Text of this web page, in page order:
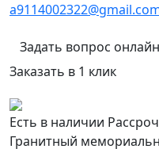
Задать вопрос онлайн
Заказать в 1 клик
Есть в наличии
Гранитный